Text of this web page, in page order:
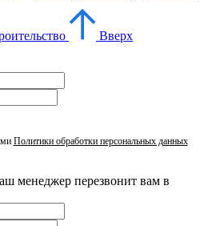
Вверх
Политики обработки персональных данных
менеджер перезвонит вам в